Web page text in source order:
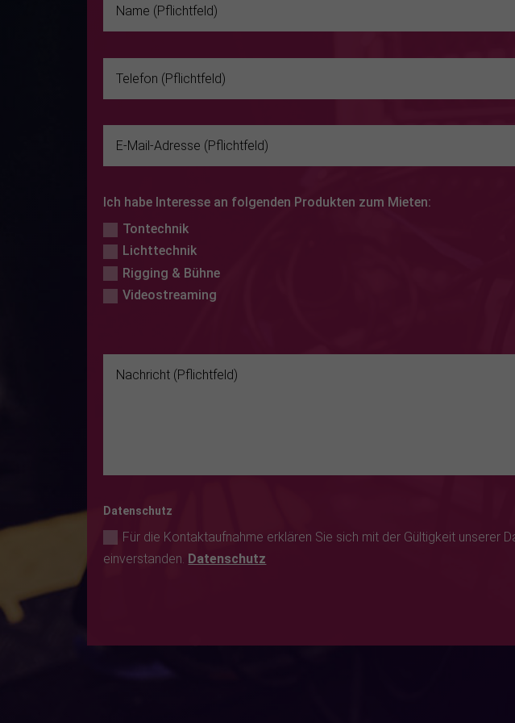
Ich habe Interesse an folgenden Produkten zum Mieten:
Tontechnik
Lichttechnik
Rigging & Bühne
Videostreaming
Datenschutz
Für die Kontaktaufnahme erklären Sie sich mit der Gültigkeit unserer
einverstanden. Datenschutz